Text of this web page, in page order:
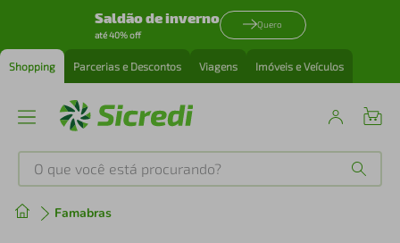
Saldão de inverno
até 40% off
Quero
Shopping Parcerias e Descontos Viagens Imóveis e Veículos
O que você está procurando?
Famabras
Produtos mais buscados